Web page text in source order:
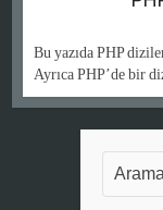
Bu yazıda PHP
Ayrıca PHP’de bir